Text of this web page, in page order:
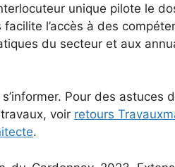
unique pilote le
l’accès à des
du secteur et aux
Pour des astuces
voir retours
.